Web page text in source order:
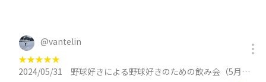
@vantelin
★★★★★
2024/05/31
野球好きによる野球好きのための飲み会（5月）に参加